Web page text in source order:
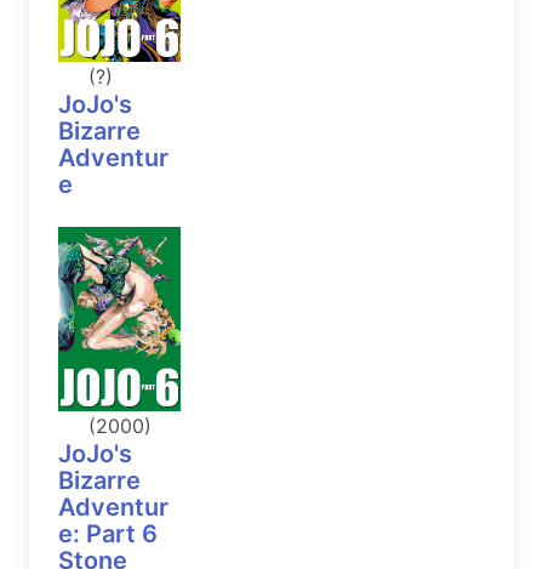
(?)
JoJo's
Bizarre
Adventur
e
(2000)
JoJo's
Bizarre
Adventur
e: Part 6
Stone